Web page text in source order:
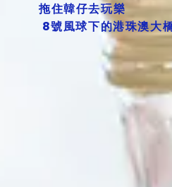
拖住韓仔去玩樂
8號風球下的港珠澳大